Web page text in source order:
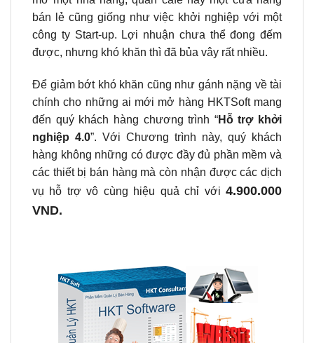
bán lẻ cũng giống như việc khởi nghiệp với một
công ty Start-up. Lợi nhuận chưa thể đong đếm
được, nhưng khó khăn thì đã bủa vây rất nhiều.
Để giảm bớt khó khăn cũng như gánh nặng về tài
chính cho những ai mới mở hàng HKTSoft mang
đến quý khách hàng chương trình “Hỗ trợ khởi
nghiệp 4.0”. Với Chương trình này, quý khách
hàng không những có được đầy đủ phần mềm và
các thiết bị bán hàng mà còn nhận được các dịch
vụ hỗ trợ vô cùng hiệu quả chỉ với 4.900.000
VND.